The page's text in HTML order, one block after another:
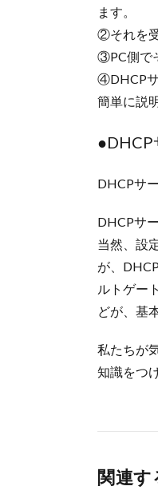
ます。
②それを
③PC側で
④DHCPサ
簡単に説
●DHCP
DHCPサ
DHCPサ
当然、設
が、
ルトゲー
どが、基
私たちが
知識をつ
関連